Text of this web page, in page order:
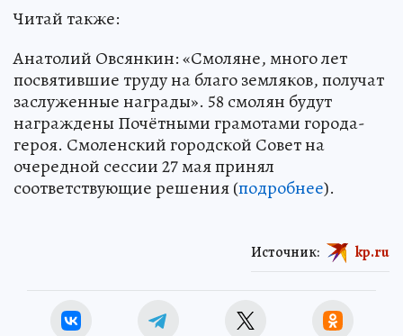
Читай также:
Анатолий Овсянкин: «Смоляне, много лет
посвятившие труду на благо земляков, получат
заслуженные награды». 58 смолян будут
награждены Почётными грамотами города-
героя. Смоленский городской Совет на
очередной сессии 27 мая принял
соответствующие решения (подробнее).
Источник: kp.ru